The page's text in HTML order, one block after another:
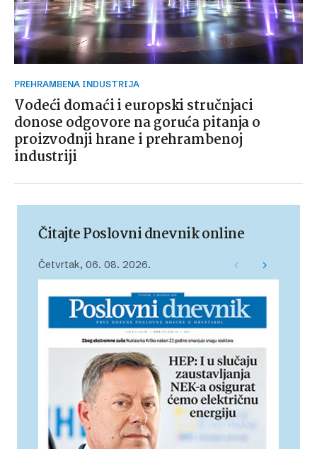
PREHRAMBENA INDUSTRIJA
Vodeći domaći i europski stručnjaci
donose odgovore na goruća pitanja o
proizvodnji hrane i prehrambenoj
industriji
Čitajte Poslovni dnevnik online
Četvrtak, 06. 08. 2026.